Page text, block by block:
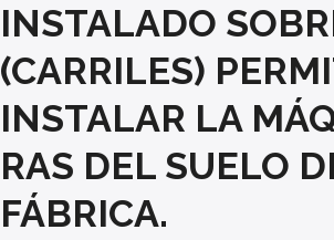
INSTALADO
(CARRILES)
INSTALAR LA
RAS DEL SUELO
FÁBRICA.